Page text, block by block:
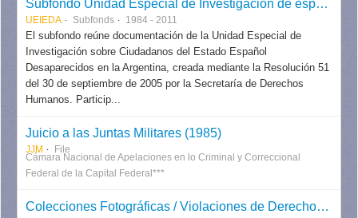
Subfondo Unidad Especial de Investigación de españoles Desaparecidos en Argentina
UEIEDA Subfonds 1984 - 2011
El subfondo reúne documentación de la Unidad Especial de
Investigación sobre Ciudadanos del Estado Español
Desaparecidos en la Argentina, creada mediante la Resolución 51
del 30 de septiembre de 2005 por la Secretaría de Derechos
Humanos. Particip...
Juicio a las Juntas Militares (1985)
JJM File
Cámara Nacional de Apelaciones en lo Criminal y Correccional
Federal de la Capital Federal***
Colecciones Fotográficas / Violaciones de Derechos Humanos